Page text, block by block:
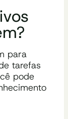
para
tarefas
pode